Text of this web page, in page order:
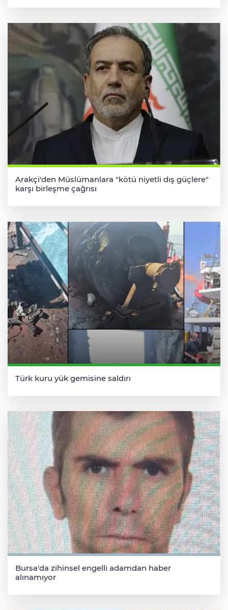
Arakçi'den Müslümanlara "kötü niyetli dış güçlere"
karşı birleşme çağrısı
Türk kuru yük gemisine saldırı
Bursa'da zihinsel engelli adamdan haber
alınamıyor